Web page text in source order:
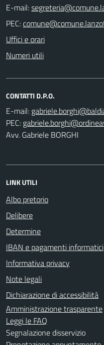
E-mail:
PEC:
Uffici e orari
Numeri utili
CONTATTI D.P.O.
E-mail:
PEC:
Avv. Gabriele BORGHI
LINK UTILI
Albo pretorio
Delibere
Determine
IBAN e pagamenti informatici
Informativa privacy
Note legali
Dichiarazione di accessibilità
Amministrazione trasparente
Leggi le FAQ
Segnalazione disservizio